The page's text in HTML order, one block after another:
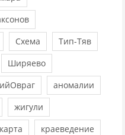
Схема
Тип-Тяв
Ширяево
аномалии
жигули
карта
краеведение